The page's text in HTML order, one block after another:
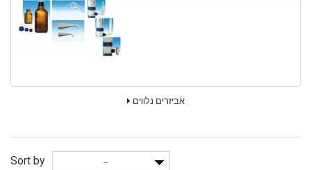
אביזרים נלווים
Sort by --